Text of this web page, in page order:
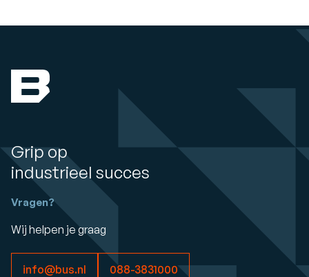
Grip op
industrieel succes
Vragen?
Wij helpen je graag
info@bus.nl 088-3831000